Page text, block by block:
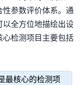
参数评价体系。通
以全方位地描绘出设
心检测项目主要包括
最核心的检测项